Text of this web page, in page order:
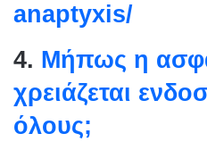
anaptyxis/
4. Μήπως η
χρειάζεται
όλους;